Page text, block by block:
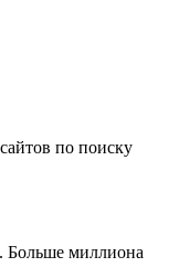
по поиску
Больше миллиона